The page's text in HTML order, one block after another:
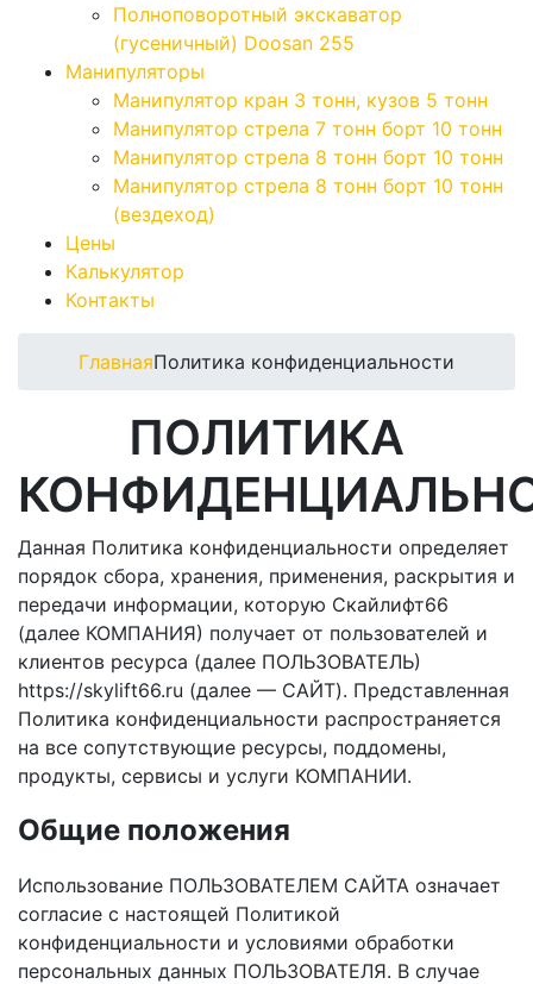
Полноповоротный экскаватор
(гусеничный) Doosan 255
Манипуляторы
Манипулятор кран 3 тонн, кузов 5 тонн
Манипулятор стрела 7 тонн борт 10 тонн
Манипулятор стрела 8 тонн борт 10 тонн
Манипулятор стрела 8 тонн борт 10 тонн
(вездеход)
Цены
Калькулятор
Контакты
ГлавнаяПолитика конфиденциальности
ПОЛИТИКА
Данная Политика конфиденциальности определяет
порядок сбора, хранения, применения, раскрытия и
передачи информации, которую Скайлифт66
(далее КОМПАНИЯ) получает от пользователей и
клиентов ресурса (далее ПОЛЬЗОВАТЕЛЬ)
https://skylift66.ru (далее — САЙТ). Представленная
Политика конфиденциальности распространяется
на все сопутствующие ресурсы, поддомены,
продукты, сервисы и услуги КОМПАНИИ.
Общие положения
Использование ПОЛЬЗОВАТЕЛЕМ САЙТА означает
согласие с настоящей Политикой
конфиденциальности и условиями обработки
персональных данных ПОЛЬЗОВАТЕЛЯ. В случае